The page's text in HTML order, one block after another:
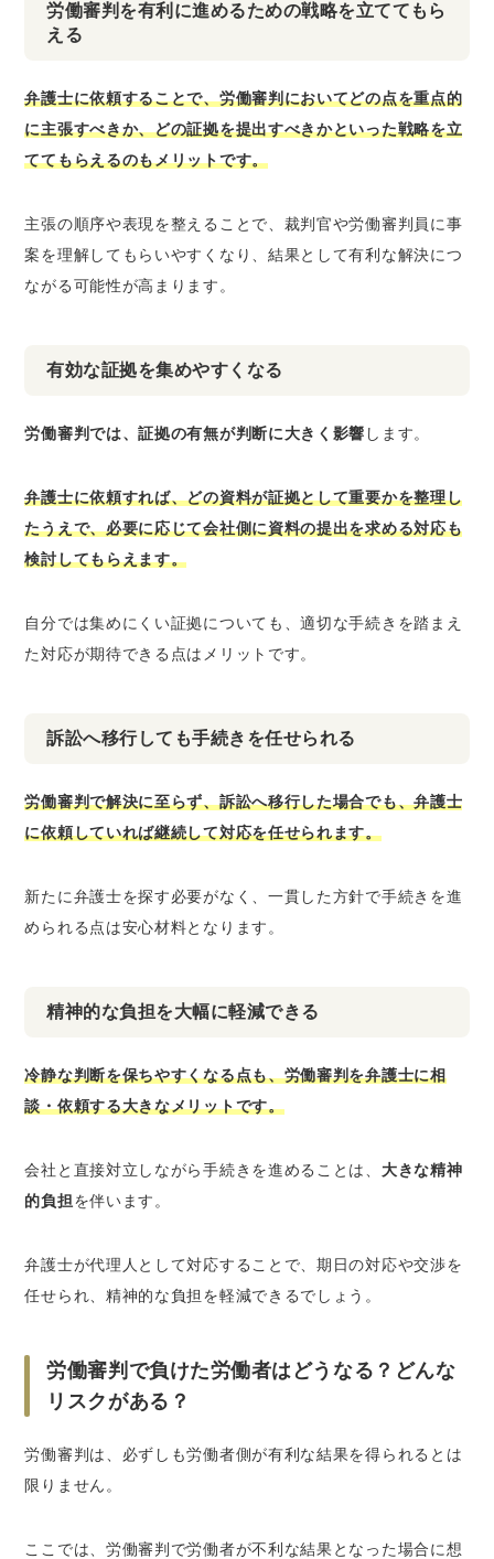
労働審判を有利に進めるための戦略を立ててもら
える
弁護士に依頼することで、労働審判においてどの点を重点的
に主張すべきか、どの証拠を提出すべきかといった戦略を立
ててもらえるのもメリットです。
主張の順序や表現を整えることで、裁判官や労働審判員に事
案を理解してもらいやすくなり、結果として有利な解決につ
ながる可能性が高まります。
有効な証拠を集めやすくなる
労働審判では、証拠の有無が判断に大きく影響 します。
弁護士に依頼すれば、どの資料が証拠として重要かを整理し
たうえで、必要に応じて会社側に資料の提出を求める対応も
検討してもらえます。
自分では集めにくい証拠についても、適切な手続きを踏まえ
た対応が期待できる点はメリットです。
訴訟へ移行しても手続きを任せられる
労働審判で解決に至らず、訴訟へ移行した場合でも、弁護士
に依頼していれば継続して対応を任せられます。
新たに弁護士を探す必要がなく、一貫した方針で手続きを進
められる点は安心材料となります。
精神的な負担を大幅に軽減できる
冷静な判断を保ちやすくなる点も、労働審判を弁護士に相
談・依頼する大きなメリットです。
会社と直接対立しながら手続きを進めることは、 大きな精神
的負担を伴います。
弁護士が代理人として対応することで、期日の対応や交渉を
任せられ、精神的な負担を軽減できるでしょう。
労働審判で負けた労働者はどうなる？どんな
リスクがある？
労働審判は、必ずしも労働者側が有利な結果を得られるとは
限りません。
ここでは、労働審判で労働者が不利な結果となった場合に想